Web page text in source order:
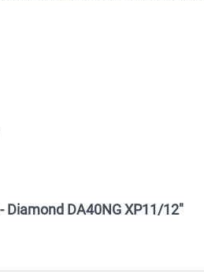
Diamond DA40NG XP11/12"